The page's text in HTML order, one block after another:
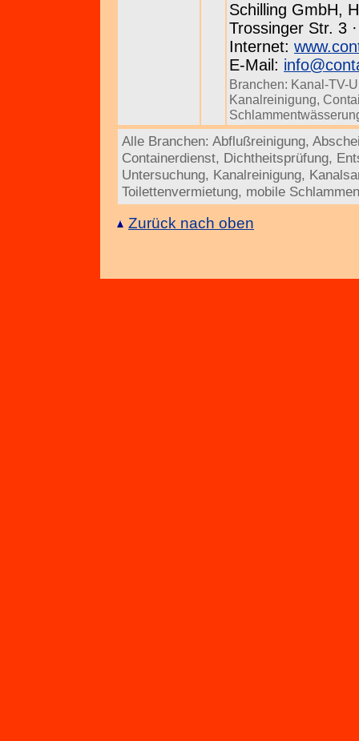
Schilling GmbH,
Trossinger Str. 3
Internet:
E-Mail:
Branchen: Kanal-TV-
Kanalreinigung,
Alle Branchen: Abflußreinigung,
Containerdienst, Dichtheitsprüfung,
Untersuchung, Kanalreinigung,
Toilettenvermietung, mobile
Zurück nach oben